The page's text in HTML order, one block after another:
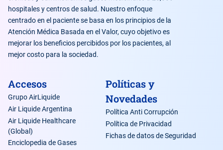
hospitales y centros de salud. Nuestro enfoque
centrado en el paciente se basa en los principios de la
Atención Médica Basada en el Valor, cuyo objetivo es
mejorar los beneficios percibidos por los pacientes, al
mejor costo para la sociedad.
Accesos
Grupo AirLiquide
Air Liquide Argentina
Air Liquide Healthcare
(Global)
Enciclopedia de Gases
Políticas y
Novedades
Política Anti Corrupción
Política de Privacidad
Fichas de datos de Seguridad